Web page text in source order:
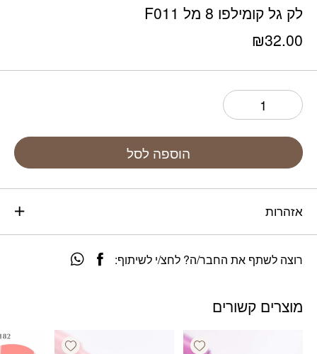
לק גל קומילפו 8 מל F011
₪32.00
הוספה לסל
אזהרות
רוצה לשתף את החבר/ה? לחצ/י לשיתוף:
מוצרים קשורים
Add wishlist
Add wishlist